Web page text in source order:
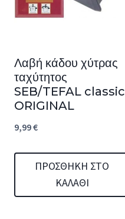
Λαβή κάδου χύτρας
ταχύτητος
SEB/TEFAL classic
ORIGINAL
9,99€
ΠΡΟΣΘΉΚΗ ΣΤΟ
ΚΑΛΆΘΙ